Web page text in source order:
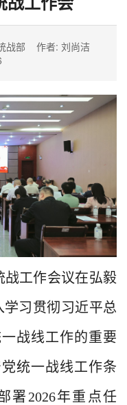
战部
作者: 刘尚洁
战工作会议在弘毅
习贯彻习近平总
战线工作的重要
统一战线工作条
署 2026年重点任